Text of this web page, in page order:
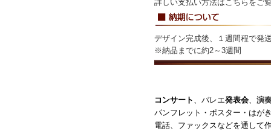
詳しい支払い方法は こちら をご
デザイン完成後、１週間程で発
※納品までに約2～3週間
コンサート 、バレエ発表会、 演
パンフレット・ポスター・はが
電話、ファックスなどを通して